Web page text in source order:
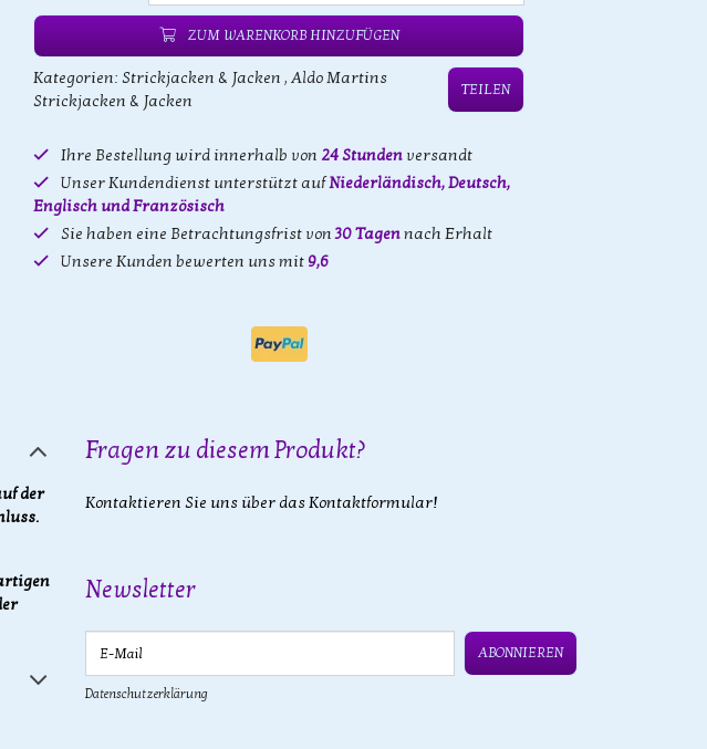
ZUM WARENKORB HINZUFÜGEN
Kategorien: Strickjacken & Jacken , Aldo Martins
Strickjacken & Jacken
TEILEN
Ihre Bestellung wird innerhalb von 24 Stunden versandt
Unser Kundendienst unterstützt aufNiederländisch, Deutsch,
Englisch und Französisch
Sie haben eine Betrachtungsfrist von30 Tagennach Erhalt
Unsere Kunden bewerten uns mit 9,6
der
Fragen zu diesem Produkt?
Kontaktieren Sie uns über das Kontaktformular!
Newsletter
E-Mail
ABONNIEREN
Datenschutzerklärung